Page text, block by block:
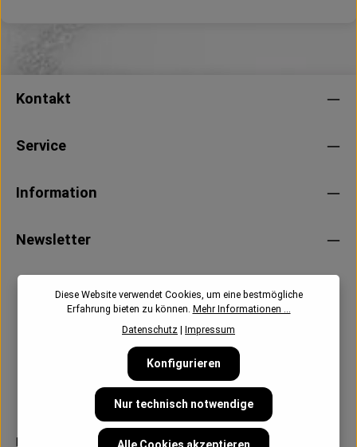
Kontakt
Service
Information
Newsletter
Diese Website verwendet Cookies, um eine bestmögliche
Erfahrung bieten zu können. Mehr Informationen ...
Datenschutz | Impressum
Nur technisch notwendige
Konfigurieren
Alle Cookies akzeptieren